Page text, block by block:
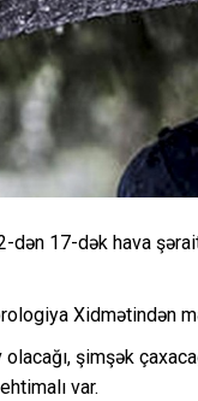
dən 17-dək hava
Xidmətindən
olacağı, şimşək
var.